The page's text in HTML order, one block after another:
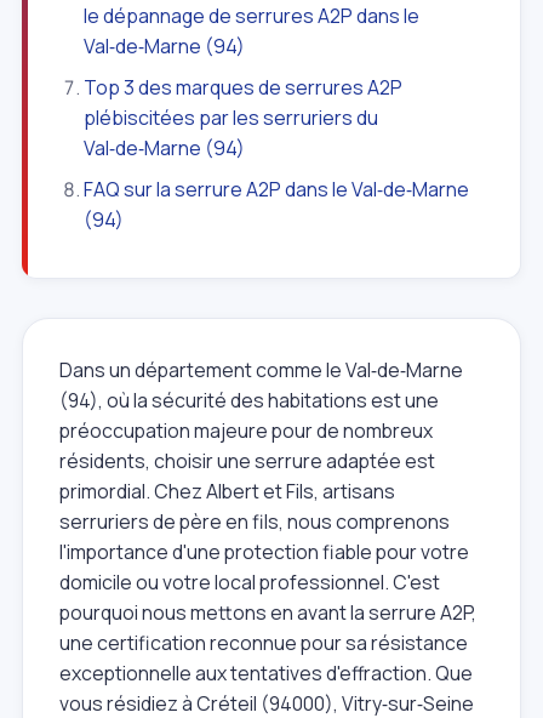
le dépannage de serrures A2P dans le
Val‑de‑Marne (94)
Top 3 des marques de serrures A2P
plébiscitées par les serruriers du
Val‑de‑Marne (94)
FAQ sur la serrure A2P dans le Val‑de‑Marne
(94)
Dans un département comme le Val‑de‑Marne
(94), où la sécurité des habitations est une
préoccupation majeure pour de nombreux
résidents, choisir une serrure adaptée est
primordial. Chez Albert et Fils, artisans
serruriers de père en fils, nous comprenons
l'importance d'une protection fiable pour votre
domicile ou votre local professionnel. C'est
pourquoi nous mettons en avant la serrure A2P,
une certification reconnue pour sa résistance
exceptionnelle aux tentatives d'effraction. Que
vous résidiez à Créteil (94000), Vitry‑sur‑Seine